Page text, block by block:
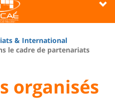
& International
le cadre de partenariats
organisés